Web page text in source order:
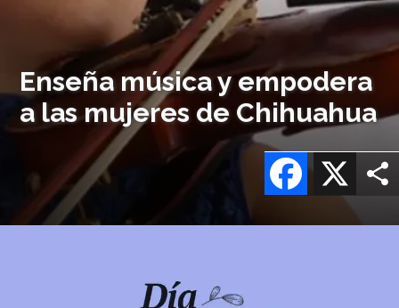
Enseña música y empodera
a las mujeres de Chihuahua
X
Facebook